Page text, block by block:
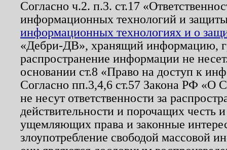
Согласно ч.2. п.3. ст.17
информационных технологий и
информационных технологиях и о
«Дебри-ДВ», хранящий информацию,
распространение информации не
основании ст.8 «Право на доступ к
Согласно пп.3,4,6 ст.57 Закона РФ «О
не несут ответственности за
действительности и порочащих честь
ущемляющих права и законные
злоупотребление свободой массовой